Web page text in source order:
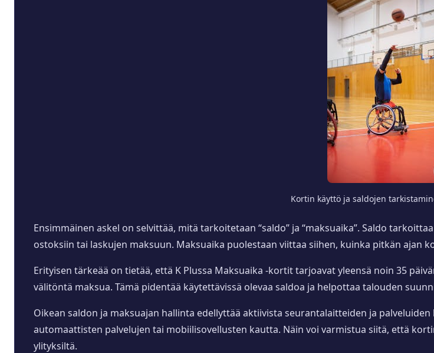
Kortin käyttö ja saldojen
Ensimmäinen askel on selvittää, mitä tarkoitetaan “saldo” ja “maksuaika”. Saldo
ostoksiin tai laskujen maksuun. Maksuaika puolestaan viittaa siihen, kuinka pitkän ajan
Erityisen tärkeää on tietää, että K Plussa Maksuaika -kortit tarjoavat yleensä noin 35
välitöntä maksua. Tämä pidentää käytettävissä olevaa saldoa ja helpottaa talouden
Oikean saldon ja maksuajan hallinta edellyttää aktiivista seurantalaitteiden ja
automaattisten palvelujen tai mobiilisovellusten kautta. Näin voi varmistua siitä, että
ylityksiltä.